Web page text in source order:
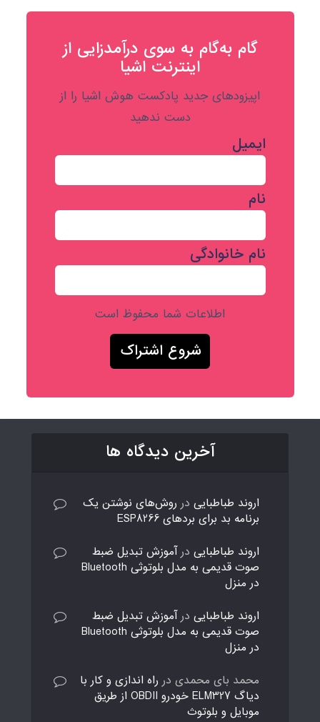
گام به‌گام به‌ سوی درآمدزایی از
اینترنت اشیا
اپیزودهای جدید پادکست هوش اشیا را از
دست ندهید
ایمیل
نام
نام خانوادگی
اطلاعات شما محفوظ است
آخرین دیدگاه ها
اروند طباطبایی در روش‌های نوشتن یک
برنامه بد برای بردهای ESP8266
اروند طباطبایی درآموزش تبدیل ضبط
صوت قدیمی به مدل بلوتوثی Bluetooth
در منزل
اروند طباطبایی درآموزش تبدیل ضبط
صوت قدیمی به مدل بلوتوثی Bluetooth
در منزل
محمد بای محمدی در راه اندازی و کار با
دیاگ ELM327 خودرو OBDII از طریق
موبایل و بلوتوث